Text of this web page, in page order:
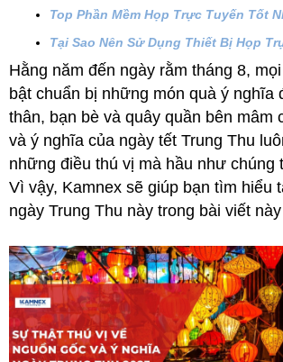
Top Phần Mềm Họp Trực Tuyến Tốt
Tại Sao Nên Sử Dụng Thiết Bị Họp
Hằng năm đến ngày rằm tháng 8,
bật chuẩn bị những món quà ý nghĩa
thân, bạn bè và quây quần bên mâm
và ý nghĩa của ngày tết Trung Thu
những điều thú vị mà hầu như chúng
Vì vậy, Kamnex sẽ giúp bạn tìm hiểu
ngày Trung Thu này trong bài viết